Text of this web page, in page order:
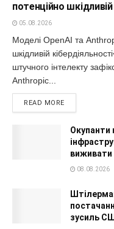
потенційно
05.08.2026
Моделі OpenAI та
шкідливій
штучного інтелекту
Anthropic...
READ MORE
Окупанти
виживати
08.08.2026
зусиль